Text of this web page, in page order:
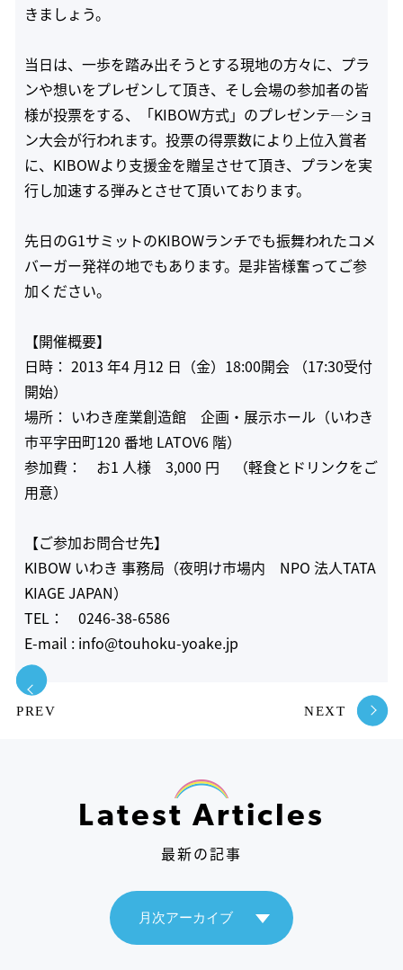
きましょう。
当日は、一歩を踏み出そうとする現地の方々に、プラ
ンや想いをプレゼンして頂き、そし会場の参加者の皆
様が投票をする、「KIBOW方式」のプレゼンテ―ショ
ン大会が行われます。投票の得票数により上位入賞者
に、KIBOWより支援金を贈呈させて頂き、プランを実
行し加速する弾みとさせて頂いております。
先日のG1サミットのKIBOWランチでも振舞われたコメ
バーガー発祥の地でもあります。是非皆様奮ってご参
加ください。
【開催概要】
日時： 2013 年4 月12 日（金）18:00開会 （17:30受付
開始）
場所： いわき産業創造館 企画・展示ホール（いわき
市平字田町120 番地 LATOV6 階）
参加費： お1 人様 3,000 円 （軽食とドリンクをご
用意）
【ご参加お問合せ先】
KIBOW いわき 事務局（夜明け市場内 NPO 法人TATA
KIAGE JAPAN）
TEL： 0246-38-6586
E-mail : info@touhoku-yoake.jp
PREV NEXT
Latest Articles
最新の記事